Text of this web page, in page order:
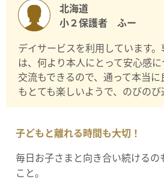
北海道
小２保護者 ふー
デイサービスを利用しています
は、何より本人にとって安心感
交流もできるので、通って本当
もとても楽しいようで、のびのび
子どもと離れる時間も大切！
毎日お子さまと向き合い続けるの
こと。